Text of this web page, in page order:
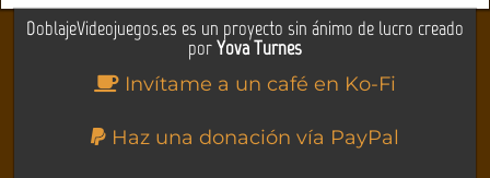
DoblajeVideojuegos.es es un proyecto sin ánimo de lucro creado
porYova Turnes
Invítame a un café en Ko-Fi
Haz una donación vía PayPal